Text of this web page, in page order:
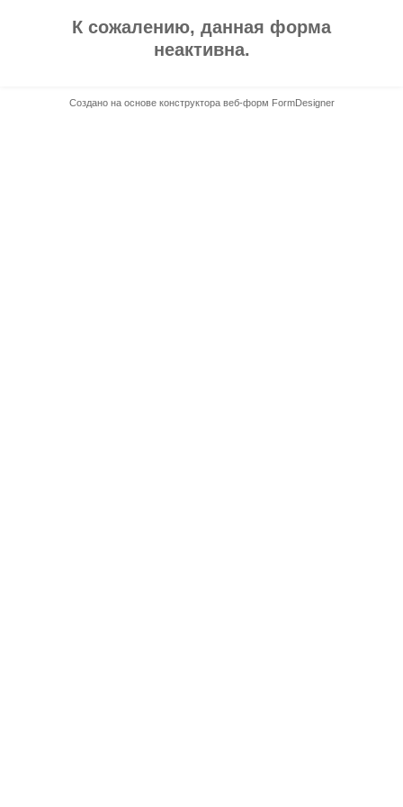
К сожалению, данная форма
неактивна.
Создано на основе конструктора веб-форм FormDesigner